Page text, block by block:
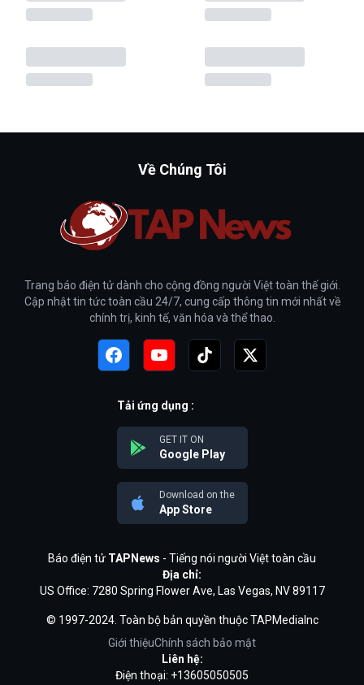
Về Chúng Tôi
Trang báo điện tử dành cho cộng đồng người Việt toàn thế giới.
Cập nhật tin tức toàn cầu 24/7, cung cấp thông tin mới nhất về
chính trị, kinh tế, văn hóa và thể thao.
Tải ứng dụng :
GET IT ON
Google Play
Download on the
App Store
Báo điện tử TAPNews - Tiếng nói người Việt toàn cầu
Địa chỉ:
US Office: 7280 Spring Flower Ave, Las Vegas, NV 89117
© 1997-2024. Toàn bộ bản quyền thuộc TAPMediaInc
Giới thiệuChính sách bảo mật
Liên hệ:
Điện thoại: +13605050505